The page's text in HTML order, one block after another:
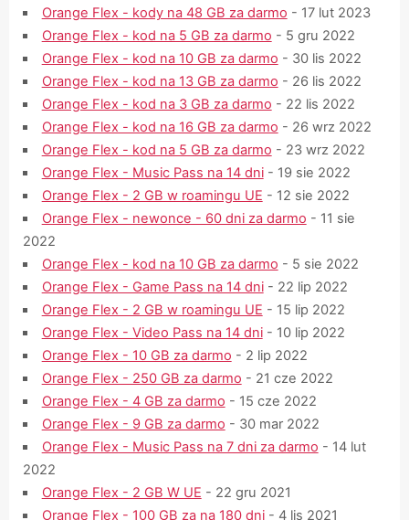
Orange Flex - kody na 48 GB za darmo - 17 lut 2023
Orange Flex - kod na 5 GB za darmo - 5 gru 2022
Orange Flex - kod na 10 GB za darmo - 30 lis 2022
Orange Flex - kod na 13 GB za darmo - 26 lis 2022
Orange Flex - kod na 3 GB za darmo - 22 lis 2022
Orange Flex - kod na 16 GB za darmo - 26 wrz 2022
Orange Flex - kod na 5 GB za darmo - 23 wrz 2022
Orange Flex - Music Pass na 14 dni- 19 sie 2022
Orange Flex - 2 GB w roamingu UE - 12 sie 2022
Orange Flex - newonce - 60 dni za darmo - 11 sie
2022
Orange Flex - kod na 10 GB za darmo - 5 sie 2022
Orange Flex - Game Pass na 14 dni- 22 lip 2022
Orange Flex - 2 GB w roamingu UE - 15 lip 2022
Orange Flex - Video Pass na 14 dni- 10 lip 2022
Orange Flex - 10 GB za darmo - 2 lip 2022
Orange Flex - 250 GB za darmo - 21 cze 2022
Orange Flex - 4 GB za darmo - 15 cze 2022
Orange Flex - 9 GB za darmo - 30 mar 2022
Orange Flex - Music Pass na 7 dni za darmo - 14 lut
2022
Orange Flex - 2 GB W UE - 22 gru 2021
Orange Flex - 100 GB za na 180 dni- 4 lis 2021